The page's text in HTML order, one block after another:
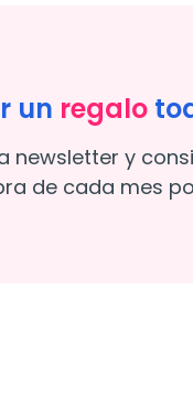
un regalo
newsletter y
de cada mes